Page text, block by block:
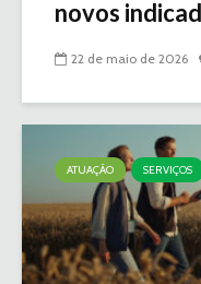
novos
22 de maio de 2026
ATUAÇÃO SERVIÇOS